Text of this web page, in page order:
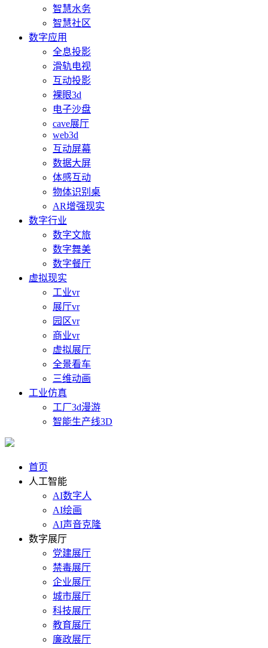
智慧水务
智慧社区
数字应用
全息投影
滑轨电视
互动投影
裸眼3d
电子沙盘
cave展厅
web3d
互动屏幕
数据大屏
体感互动
物体识别桌
AR增强现实
数字行业
数字文旅
数字舞美
数字餐厅
虚拟现实
工业vr
展厅vr
园区vr
商业vr
虚拟展厅
全景看车
三维动画
工业仿真
工厂3d漫游
智能生产线3D
首页
人工智能
AI数字人
AI绘画
AI声音克隆
数字展厅
党建展厅
禁毒展厅
企业展厅
城市展厅
科技展厅
教育展厅
廉政展厅